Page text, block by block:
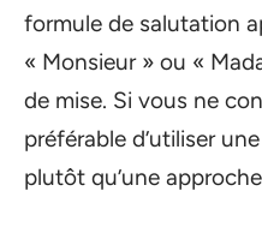
formule de salutation
« Monsieur » ou «
de mise. Si vous ne
préférable d’utiliser
plutôt qu’une